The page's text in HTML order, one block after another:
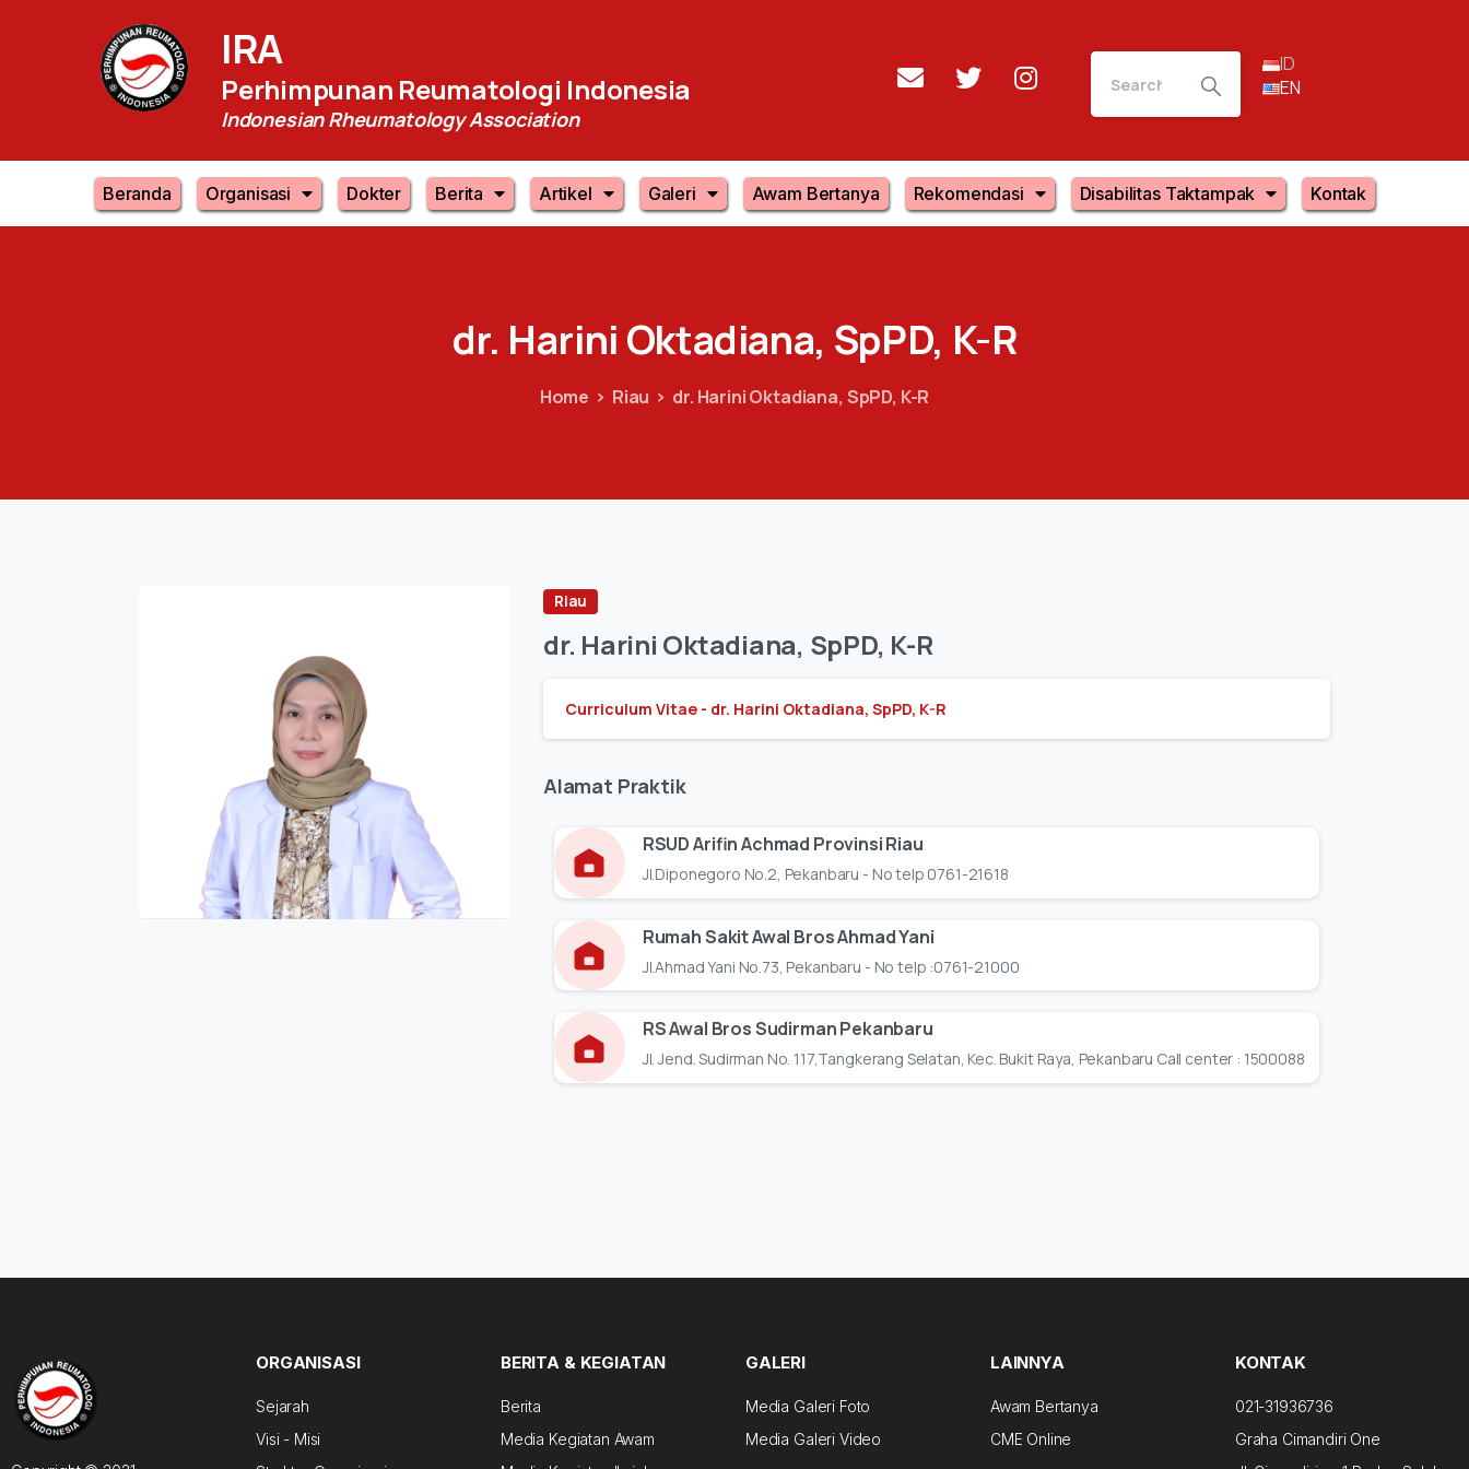
IRA
Perhimpunan Reumatologi Indonesia
Indonesian Rheumatology Association
ID
EN
Beranda Organisasi Dokter Berita Artikel Galeri Awam Bertanya Rekomendasi Disabilitas Taktampak Kontak
dr. Harini Oktadiana, SpPD, K-R
Home Riau dr. Harini Oktadiana, SpPD, K-R
Riau
dr. Harini Oktadiana, SpPD, K-R
Curriculum Vitae - dr. Harini Oktadiana, SpPD, K-R
Alamat Praktik
RSUD Arifin Achmad Provinsi Riau
Jl.Diponegoro No.2, Pekanbaru - No telp 0761-21618
Rumah Sakit Awal Bros Ahmad Yani
Jl.Ahmad Yani No.73, Pekanbaru - No telp :0761-21000
RS Awal Bros Sudirman Pekanbaru
Jl. Jend. Sudirman No. 117,Tangkerang Selatan, Kec. Bukit Raya, Pekanbaru Call center : 1500088
ORGANISASI
Sejarah
Visi - Misi
BERITA & KEGIATAN
Berita
Media Kegiatan Awam
GALERI
Media Galeri Foto
Media Galeri Video
LAINNYA
Awam Bertanya
CME Online
KONTAK
021-31936736
Graha Cimandiri One